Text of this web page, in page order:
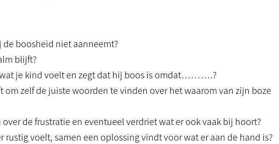
de boosheid niet aanneemt?
blijft?
wat je kind voelt en zegt dat hij boos is omdat……….?
om zelf de juiste woorden te vinden over het waarom van zijn boze
de frustratie en eventueel verdriet wat er ook vaak bij hoort?
rustig voelt, samen een oplossing vindt voor wat er aan de hand is?